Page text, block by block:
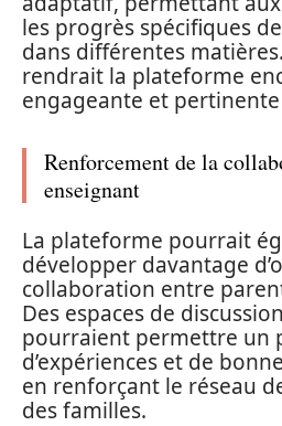
les progrès spécifiques
dans différentes
rendrait la plateforme
engageante et
Renforcement de la
enseignant
La plateforme pourrait
développer davantage
collaboration entre
Des espaces de
pourraient permettre un
d’expériences et de
en renforçant le réseau
des familles.